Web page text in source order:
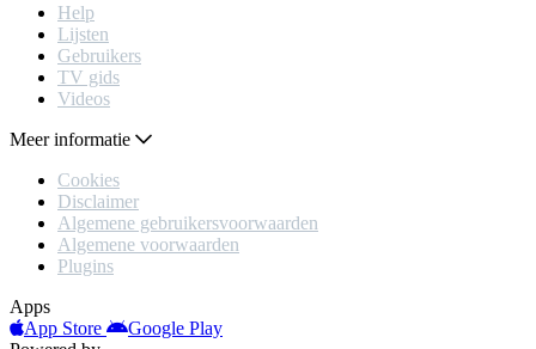
Help
Lijsten
Gebruikers
TV gids
Videos
Meer informatie
Cookies
Disclaimer
Algemene gebruikersvoorwaarden
Algemene voorwaarden
Plugins
Apps
App Store
Google Play